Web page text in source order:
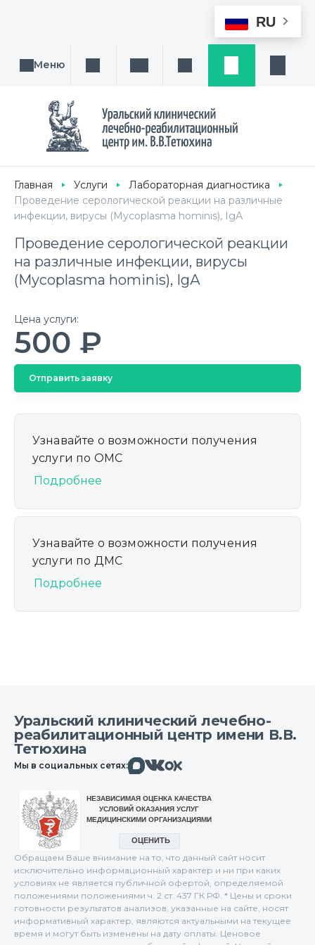
RU
Меню Поиск услуги, направления или врача
Написать намЗаказ звонка
Главная Услуги
Лабораторная диагностика
Проведение серологической реакции на различные
инфекции, вирусы (Mycoplasma hominis), IgА
Проведение серологической реакции
на различные инфекции, вирусы
(Mycoplasma hominis), IgА
Цена услуги:
500 ₽
Отправить заявку
Узнавайте о возможности получения
услуги по ОМС
Подробнее
Узнавайте о возможности получения
услуги по ДМС
Подробнее
Уральский клинический лечебно-
реабилитационный центр имени В.В.
Тетюхина
Мы в социальных сетях:МаксВконтактеОдноклассники
Обращаем Ваше внимание на то, что данный сайт носит
исключительно информационный характер и ни при каких
условиях не является публичной офертой, определяемой
положениями положениями ч. 2 ст. 437 ГК РФ. * Цены и сроки
готовности результатов анализов, указанные на сайте, носят
информативный характер, являются актуальными на текущее
время и могут быть изменены на дату оплаты. Ценовое